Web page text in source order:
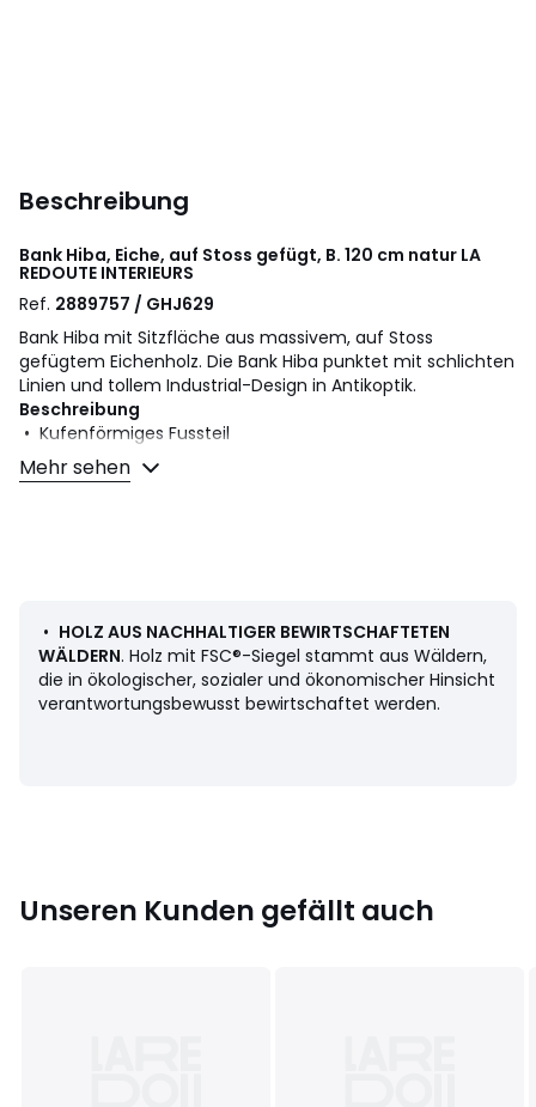
Beschreibung
Bank Hiba, Eiche, auf Stoss gefügt, B. 120 cm natur LA
REDOUTE INTERIEURS
Ref. 2889757 / GHJ629
Bank Hiba mit Sitzfläche aus massivem, auf Stoss
gefügtem Eichenholz. Die Bank Hiba punktet mit schlichten
Linien und tollem Industrial-Design in Antikoptik.
Beschreibung
• Kufenförmiges Fussteil
• Integrierte Bodengleiter, verstellbar.
• Sitzfläche Eiche massiv, auf Stoss gefügt, Finish NC-
• 120 x 45 x 35 cm
Selbstmontage. . ! .
Masse und Gewicht der Sendung
Mehr sehen
• HOLZ AUS NACHHALTIGER BEWIRTSCHAFTETEN
WÄLDERN. Holz mit FSC®-Siegel stammt aus Wäldern,
die in ökologischer, sozialer und ökonomischer Hinsicht
verantwortungsbewusst bewirtschaftet werden.
Unseren Kunden gefällt auch